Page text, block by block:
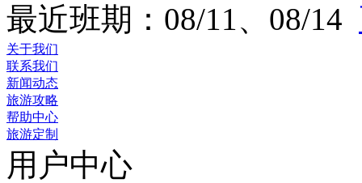
最近班期：08/11、08/14
关于我们
联系我们
新闻动态
旅游攻略
帮助中心
旅游定制
用户中心